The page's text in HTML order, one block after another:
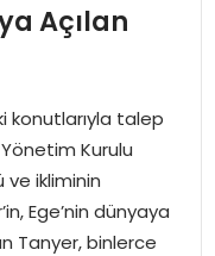
Açılan
konutlarıyla talep
Kurulu
ve ikliminin
Ege’nin dünyaya
Tanyer, binlerce